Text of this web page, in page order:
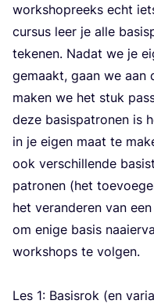
work­shop­reeks echt
cur­sus leer je alle
teke­nen. Nadat we je
gemaakt, gaan we
maken we het stuk
deze basis­pa­tro­nen is
in je eigen maat te
ook ver­schil­len­de
patro­nen (het
het ver­an­de­ren van
om eni­ge basis
work­shops te vol­gen.
Les 1: Basis­rok (en